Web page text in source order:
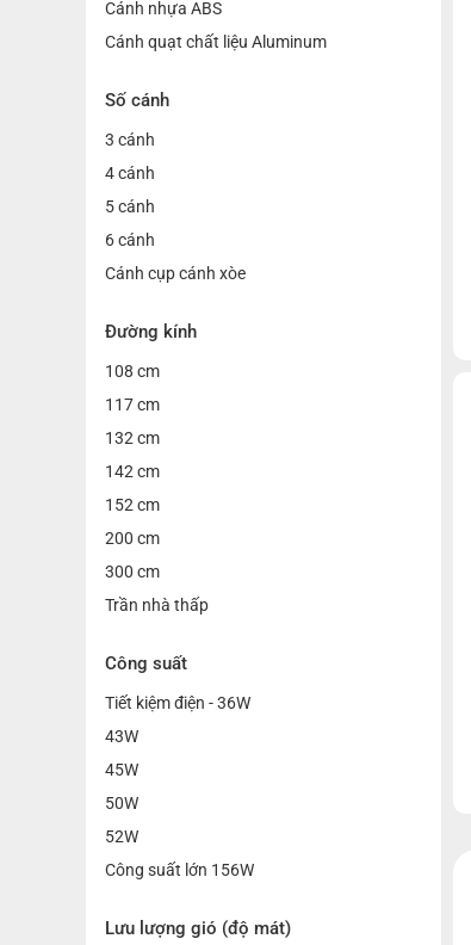
Cánh nhựa ABS
Cánh quạt chất liệu Aluminum
Số cánh
3 cánh
4 cánh
5 cánh
6 cánh
Cánh cụp cánh xòe
Đường kính
108 cm
117 cm
132 cm
142 cm
152 cm
200 cm
300 cm
Trần nhà thấp
Công suất
Tiết kiệm điện - 36W
43W
45W
50W
52W
Công suất lớn 156W
Lưu lượng gió (độ mát)